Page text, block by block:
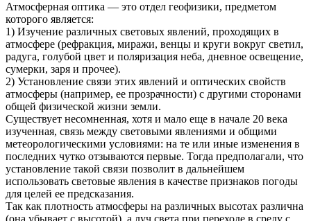
Атмосферная оптика — это отдел геофизики, предметом
которого является:
1) Изучение различных световых явлений, проходящих в
атмосфере (рефракция, миражи, венцы и круги вокруг светил,
радуга, голубой цвет и поляризация неба, дневное освещение,
сумерки, заря и прочее).
2) Установление связи этих явлений и оптических свойств
атмосферы (например, ее прозрачности) с другими сторонами
общей физической жизни земли.
Существует несомненная, хотя и мало еще в начале 20 века
изученная, связь между световыми явлениями и общими
метеорологическими условиями: на те или иные изменения в
последних чутко отзываются первые. Тогда предполагали, что
установление такой связи позволит в дальнейшем
использовать световые явления в качестве признаков погоды
для целей ее предсказания.
Так как плотность атмосферы на различных высотах различна